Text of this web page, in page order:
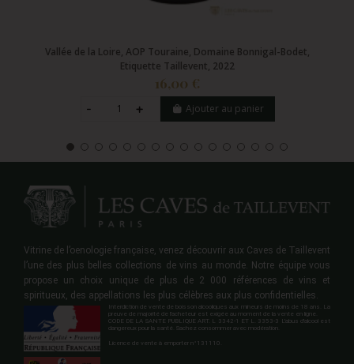
Vallée de la Loire, AOP Touraine, Domaine Bonnigal-Bodet,
Etiquette Taillevent, 2022
16,00 €
Ajouter au panier
Vitrine de l’oenologie française, venez découvrir aux Caves de Taillevent
l’une des plus belles collections de vins au monde. Notre équipe vous
propose un choix unique de plus de 2 000 références de vins et
spiritueux, des appellations les plus célèbres aux plus confidentielles.
Interdiction de vente de boisson alcooliques aux mineurs de moins de 18 ans. La
preuve de majorité de l'acheteur est exigée au moment de la vente en ligne.
CODE DE LA SANTE PUBLIQUE ART. L 3342-1 ET L. 3353-3 L'abus d'alcool est
dangereux pour la santé. Sachez consommer avec modération.
Licence de vente à emporter n°131110.